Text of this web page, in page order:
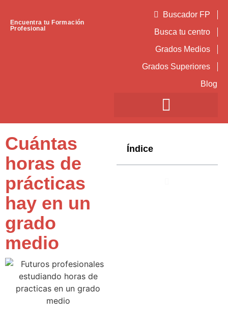
Encuentra tu Formación
Profesional
Buscador FP
Busca tu centro
Grados Medios
Grados Superiores
Blog
Cuántas
horas de
prácticas
hay en un
grado
medio
Índice